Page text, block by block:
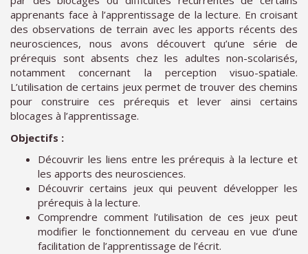
apprenants face à l’apprentissage de la lecture. En croisant
des observations de terrain avec les apports récents des
neurosciences, nous avons découvert qu’une série de
prérequis sont absents chez les adultes non-scolarisés,
notamment concernant la perception visuo-spatiale.
L’utilisation de certains jeux permet de trouver des chemins
pour construire ces prérequis et lever ainsi certains
blocages à l’apprentissage.
Objectifs :
Découvrir les liens entre les prérequis à la lecture et
les apports des neurosciences.
Découvrir certains jeux qui peuvent développer les
prérequis à la lecture.
Comprendre comment l’utilisation de ces jeux peut
modifier le fonctionnement du cerveau en vue d’une
facilitation de l’apprentissage de l’écrit.